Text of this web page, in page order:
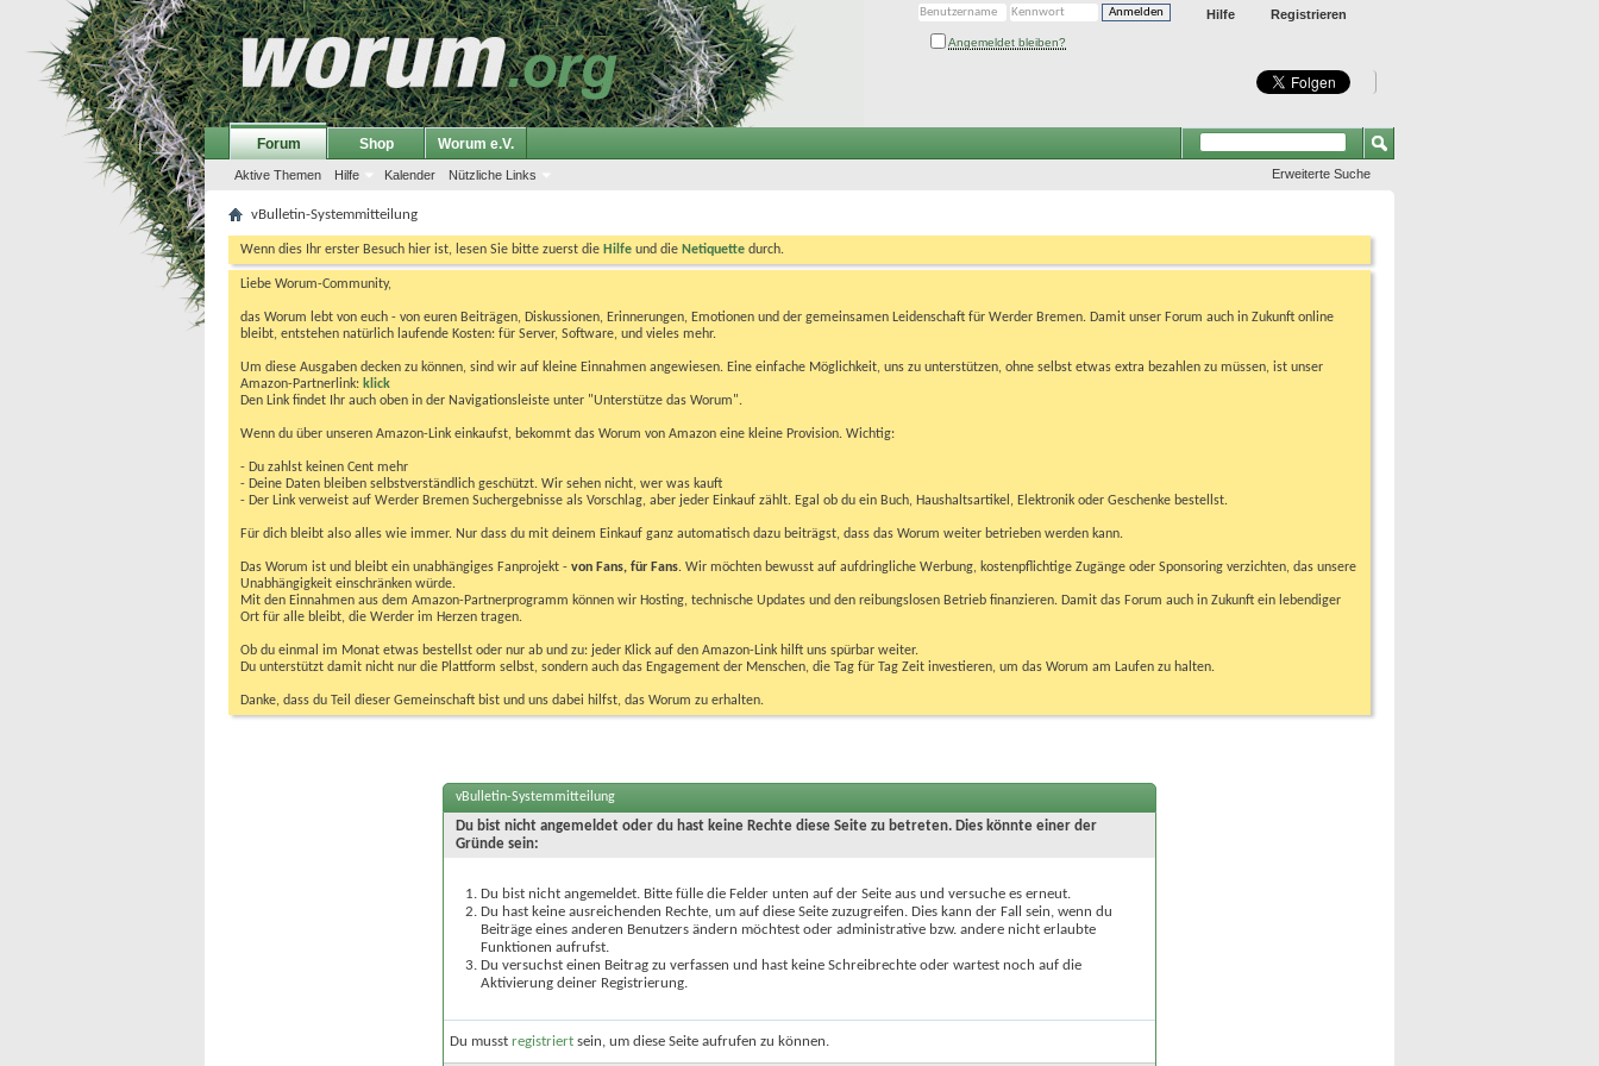
Registrieren
Hilfe
Angemeldet bleiben?
Forum
Aktive Themen Hilfe Kalender Nützliche Links
Shop Worum e.V.
Erweiterte Suche
vBulletin-Systemmitteilung
Wenn dies Ihr erster Besuch hier ist, lesen Sie bitte zuerst die Hilfe und die Netiquette durch.
Liebe Worum-Community,
das Worum lebt von euch - von euren Beiträgen, Diskussionen, Erinnerungen, Emotionen und der gemeinsamen Leidenschaft für Werder Bremen. Damit unser Forum auch in Zukunft online
bleibt, entstehen natürlich laufende Kosten: für Server, Software, und vieles mehr.
Um diese Ausgaben decken zu können, sind wir auf kleine Einnahmen angewiesen. Eine einfache Möglichkeit, uns zu unterstützen, ohne selbst etwas extra bezahlen zu müssen, ist unser
Amazon-Partnerlink: klick
Den Link findet Ihr auch oben in der Navigationsleiste unter "Unterstütze das Worum".
Wenn du über unseren Amazon-Link einkaufst, bekommt das Worum von Amazon eine kleine Provision. Wichtig:
- Du zahlst keinen Cent mehr
- Deine Daten bleiben selbstverständlich geschützt. Wir sehen nicht, wer was kauft
- Der Link verweist auf Werder Bremen Suchergebnisse als Vorschlag, aber jeder Einkauf zählt. Egal ob du ein Buch, Haushaltsartikel, Elektronik oder Geschenke bestellst.
Für dich bleibt also alles wie immer. Nur dass du mit deinem Einkauf ganz automatisch dazu beiträgst, dass das Worum weiter betrieben werden kann.
Das Worum ist und bleibt ein unabhängiges Fanprojekt - von Fans, für Fans. Wir möchten bewusst auf aufdringliche Werbung, kostenpflichtige Zugänge oder Sponsoring verzichten, das unsere
Unabhängigkeit einschränken würde.
Mit den Einnahmen aus dem Amazon-Partnerprogramm können wir Hosting, technische Updates und den reibungslosen Betrieb finanzieren. Damit das Forum auch in Zukunft ein lebendiger
Ort für alle bleibt, die Werder im Herzen tragen.
Ob du einmal im Monat etwas bestellst oder nur ab und zu: jeder Klick auf den Amazon-Link hilft uns spürbar weiter.
Du unterstützt damit nicht nur die Plattform selbst, sondern auch das Engagement der Menschen, die Tag für Tag Zeit investieren, um das Worum am Laufen zu halten.
Danke, dass du Teil dieser Gemeinschaft bist und uns dabei hilfst, das Worum zu erhalten.
vBulletin-Systemmitteilung
Du bist nicht angemeldet oder du hast keine Rechte diese Seite zu betreten. Dies könnte einer der
Gründe sein:
Du bist nicht angemeldet. Bitte fülle die Felder unten auf der Seite aus und versuche es erneut.
Du hast keine ausreichenden Rechte, um auf diese Seite zuzugreifen. Dies kann der Fall sein, wenn du
Beiträge eines anderen Benutzers ändern möchtest oder administrative bzw. andere nicht erlaubte
Funktionen aufrufst.
Du versuchst einen Beitrag zu verfassen und hast keine Schreibrechte oder wartest noch auf die
Aktivierung deiner Registrierung.
Du musst registriert sein, um diese Seite aufrufen zu können.